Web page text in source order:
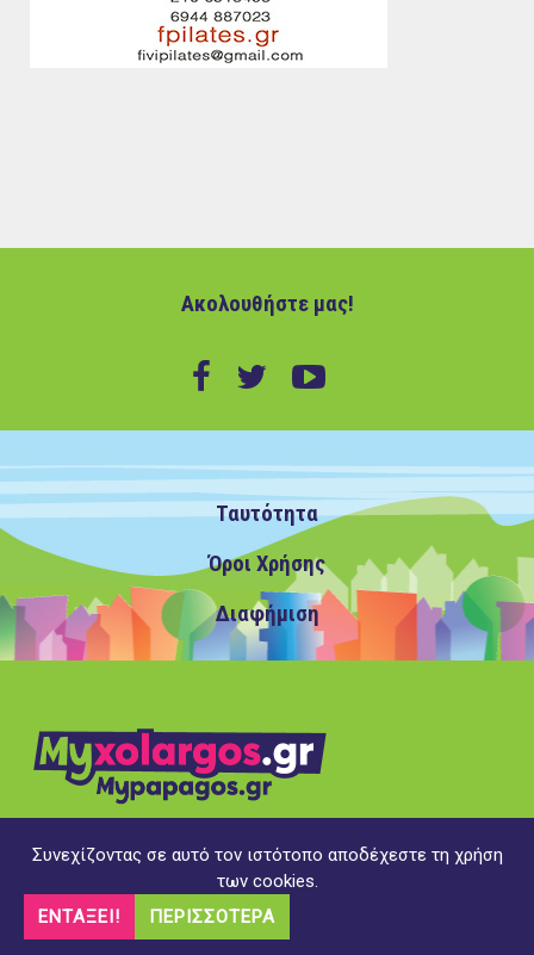
Ακολουθήστε μας!
Ταυτότητα
Όροι Χρήσης
Διαφήμιση
Copyright ©2020 MyXolargos.gr/MyPapagos.gr, με την
Υλοποίησηopk.grΔιαχείριση
Συνεχίζοντας σε αυτό τον ιστότοπο αποδέχεστε τη χρήση
των cookies.
ΕΝΤΆΞΕΙ!
ΠΕΡΙΣΣΌΤΕΡΑ